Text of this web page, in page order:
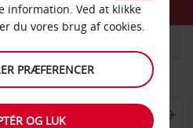
information. Ved at klikke
du vores brug af cookies.
PRÆFERENCER
OG LUK